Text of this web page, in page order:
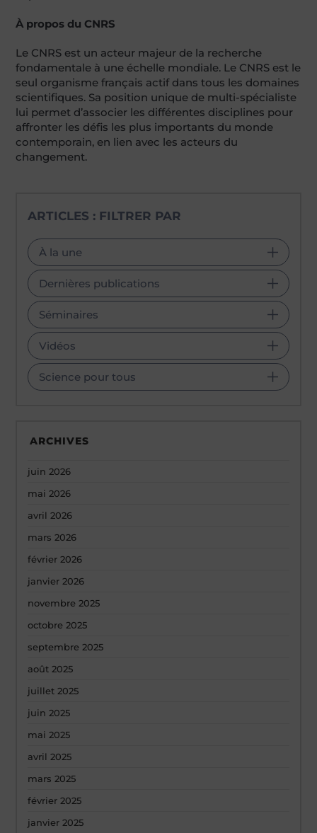
À propos du CNRS
Le CNRS est un acteur majeur de la recherche
fondamentale à une échelle mondiale. Le CNRS est le
seul organisme français actif dans tous les domaines
scientifiques. Sa position unique de multi-spécialiste
lui permet d’associer les différentes disciplines pour
affronter les défis les plus importants du monde
contemporain, en lien avec les acteurs du
changement.
ARTICLES : FILTRER PAR
À la une
Dernières publications
Séminaires
Vidéos
Science pour tous
ARCHIVES
juin 2026
mai 2026
avril 2026
mars 2026
février 2026
janvier 2026
novembre 2025
octobre 2025
septembre 2025
août 2025
juillet 2025
juin 2025
mai 2025
avril 2025
mars 2025
février 2025
janvier 2025